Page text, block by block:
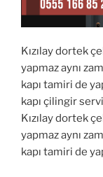
Kızılay dortek
yapmaz aynı
kapı tamiri de
kapı çilingir
Kızılay dortek
yapmaz aynı
kapı tamiri de